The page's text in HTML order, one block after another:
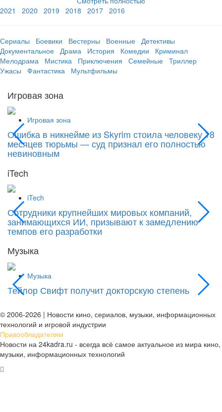
2021
2020 2019 2018 2017 2016
Сериалы Боевики Вестерны Военные
Детективы
Документальное
Драма История Комедии
Криминал
Мелодрама
Мистика Приключения Семейные Триллер
Ужасы
Фантастика Мультфильмы
Игровая зона
Игровая зона
Ошибка в никнейме из Skyrim стоила человеку 18
месяцев тюрьмы — суд признал его полностью
невиновным
iTech
iTech
Сотрудники крупнейших мировых компаний,
занимающихся ИИ, призывают к замедлению
темпов его разработки
Музыка
Музыка
Тейлор Свифт получит докторскую степень
© 2006-2026 | Новости кино, сериалов, музыки, информационных
технологий и игровой индустрии
Правообладателям
Новости на 24kadra.ru - всегда всё самое актуальное из мира кино,
музыки, информационных технологий